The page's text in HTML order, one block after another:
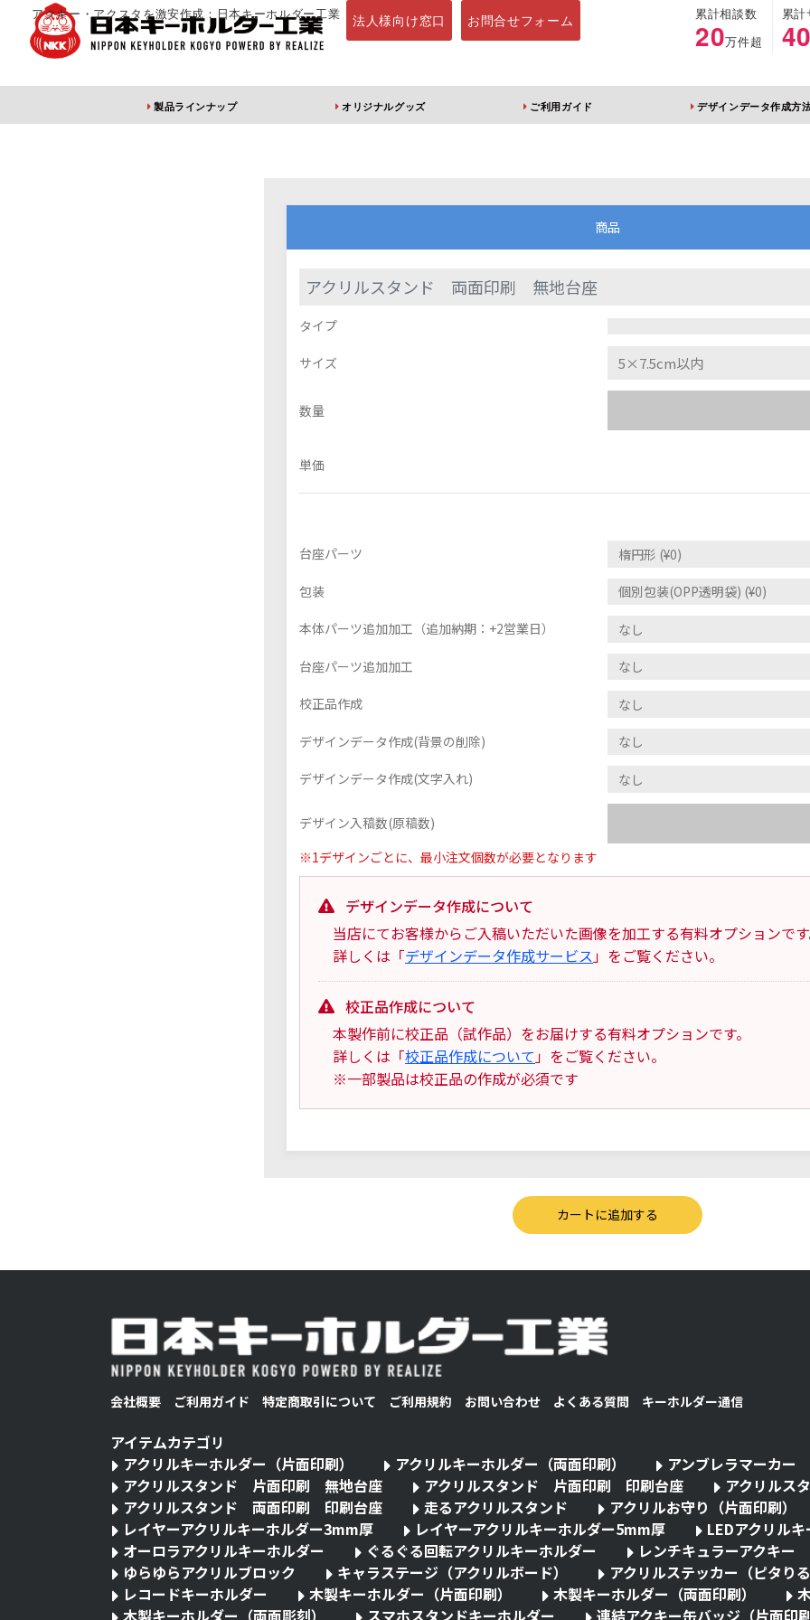
アクキー・アクスタを激安作成：日本キーホルダー工業 法人様向け窓口 お問合せフォーム 累計相談数
20万件超
累
製品ラインナップ オリジナルグッズ ご利用ガイド デザインデータ作成方
アクリルキーホルダー
商品
アクリルスタンド 両面印刷 無地台座
タイプ
サイズ
数量
単価
台座パーツ
包装
本体パーツ追加加工（追加納期：+2営業日）
台座パーツ追加加工
校正品作成
デザインデータ作成(背景の削除)
デザインデータ作成(文字入れ)
デザイン入稿数(原稿数)
※1デザインごとに、最小注文個数が必要となります
デザインデータ作成について
当店にてお客様からご入稿いただいた画像を加工する有料オプションで
詳しくは「デザインデータ作成サービス 」をご覧ください。
校正品作成について
本製作前に校正品（試作品）をお届けする有料オプションです。
詳しくは「校正品作成について 」をご覧ください。
※一部製品は校正品の作成が必須です
会社概要 ご利用ガイド 特定商取引について ご利用規約 お問い合わせ よくある質問 キーホルダー通信
アイテムカテゴリ
アクリルキーホルダー（片面印刷）
アクリルキーホルダー（両面印刷）
アンブレラマーカー
アクリルスタンド 片面印刷 無地台座
アクリルスタンド 片面印刷 印刷台座
アクリル
アクリルスタンド 両面印刷 印刷台座
走るアクリルスタンド
アクリルお守り（片面印刷）
レイヤーアクリルキーホルダー3mm厚
レイヤーアクリルキーホルダー5mm厚
LEDアクリル
オーロラアクリルキーホルダー
ぐるぐる回転アクリルキーホルダー
レンチキュラーアクキー
ゆらゆらアクリルブロック
キャラステージ（アクリルボード）
アクリルステッカー（ピタり
レコードキーホルダー
木製キーホルダー（片面印刷） 木製キーホルダー（両面印刷）
木製キーホルダー（両面彫刻）
スマホスタンドキーホルダー 連結アクキー缶バッジ（片面印